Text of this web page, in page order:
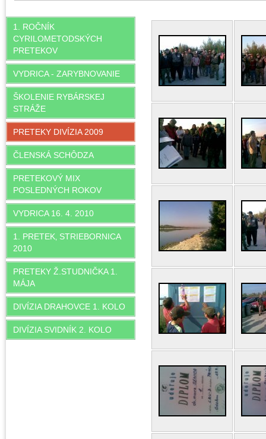
1. ROČNÍK
CYRILOMETODSKÝCH
PRETEKOV
VYDRICA - ZARYBNOVANIE
ŠKOLENIE RYBÁRSKEJ
STRÁŽE
PRETEKY DIVÍZIA 2009
ČLENSKÁ SCHÔDZA
PRETEKOVÝ MIX
POSLEDNÝCH ROKOV
VYDRICA 16. 4. 2010
1. PRETEK‚ STRIEBORNICA
2010
PRETEKY Ž.STUDNIČKA 1.
MÁJA
DIVÍZIA DRAHOVCE 1. KOLO
DIVÍZIA SVIDNÍK 2. KOLO